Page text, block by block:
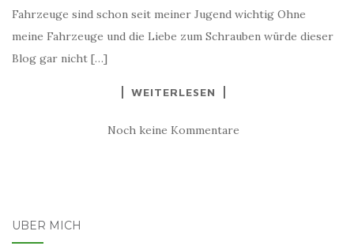
Fahrzeuge sind schon seit meiner Jugend wichtig Ohne
meine Fahrzeuge und die Liebe zum Schrauben würde dieser
Blog gar nicht […]
WEITERLESEN
Noch keine Kommentare
ÜBER MICH